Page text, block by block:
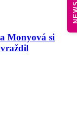
Monyová si